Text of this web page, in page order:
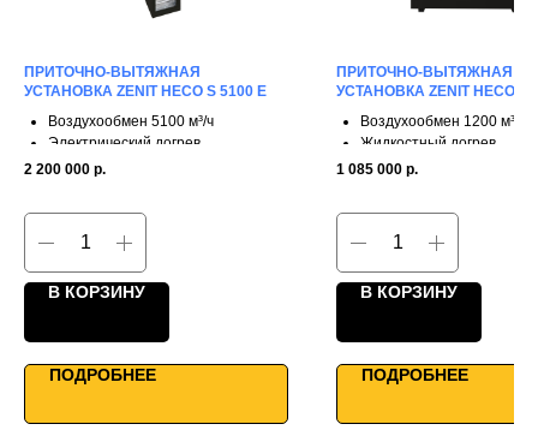
ПРИТОЧНО-ВЫТЯЖНАЯ
УСТАНОВКА ZENIT HECO S 5100 E
Воздухообмен 5100 м³/ч
Электрический догрев
3 ступени рекуперации
WiFi управление
2 200 000 р.
В КОРЗИНУ
ПОДРОБНЕЕ
ПРИТОЧНО-ВЫТЯЖНАЯ
УСТАНОВКА ZENIT HECO V
Воздухообмен 1200 м³/ч
Жидкостный догрев
3 ступени рекуперации
WiFi управление
1 085 000 р.
В КОРЗИНУ
ПОДРОБНЕЕ